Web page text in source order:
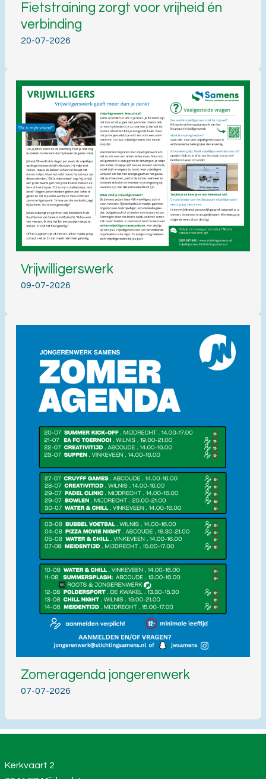
Fietstraining zorgt voor vrijheid én
verbinding
20-07-2026
Vrijwilligerswerk
09-07-2026
Zomeragenda jongerenwerk
07-07-2026
Kerkvaart 2